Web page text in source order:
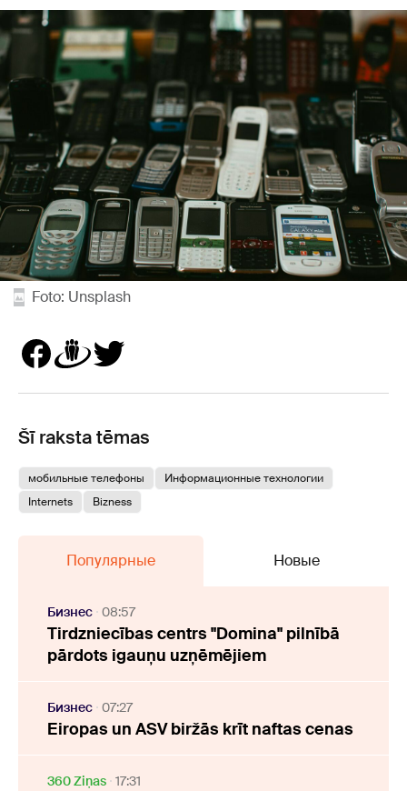
Foto: Unsplash
Šī raksta tēmas
мобильные телефоны
Информационные технологии
Internets
Bizness
Популярные Новые
Бизнес 08:57
Tirdzniecības centrs "Domina" pilnībā
pārdots igauņu uzņēmējiem
Бизнес 07:27
Eiropas un ASV biržās krīt naftas cenas
360 Ziņas 17:31